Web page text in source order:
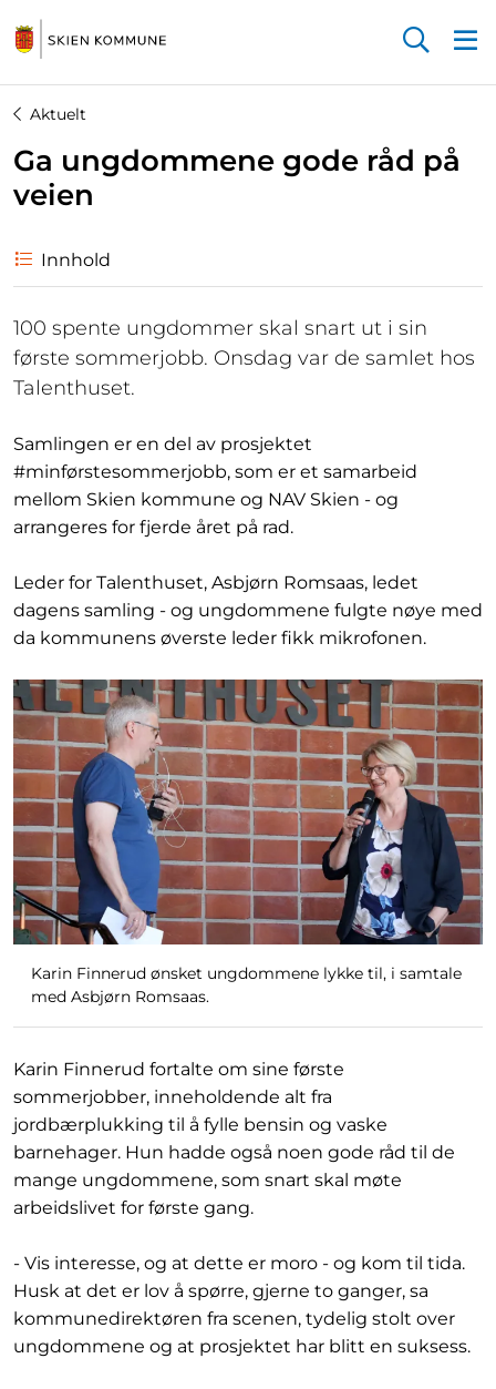
Aktuelt
Ga ungdommene gode råd på
veien
Innhold
100 spente ungdommer skal snart ut i sin
første sommerjobb. Onsdag var de samlet hos
Talenthuset.
Samlingen er en del av prosjektet
#minførstesommerjobb, som er et samarbeid
mellom Skien kommune og NAV Skien - og
arrangeres for fjerde året på rad.
Leder for Talenthuset, Asbjørn Romsaas, ledet
dagens samling - og ungdommene fulgte nøye med
da kommunens øverste leder fikk mikrofonen.
Karin Finnerud ønsket ungdommene lykke til, i samtale
med Asbjørn Romsaas.
Karin Finnerud fortalte om sine første
sommerjobber, inneholdende alt fra
jordbærplukking til å fylle bensin og vaske
barnehager. Hun hadde også noen gode råd til de
mange ungdommene, som snart skal møte
arbeidslivet for første gang.
- Vis interesse, og at dette er moro - og kom til tida.
Husk at det er lov å spørre, gjerne to ganger, sa
kommunedirektøren fra scenen, tydelig stolt over
ungdommene og at prosjektet har blitt en suksess.